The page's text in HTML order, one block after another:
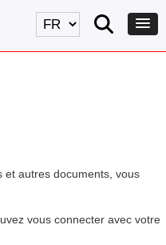
et autres documents, vous
vous connecter avec votre